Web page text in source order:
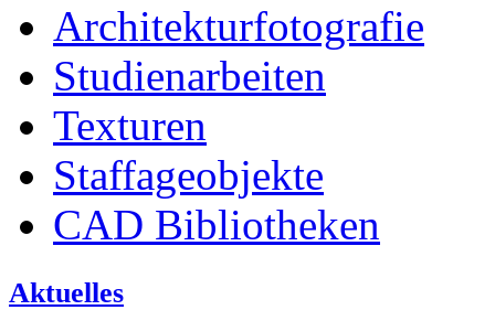
Architekturfotografie
Studienarbeiten
Texturen
Staffageobjekte
CAD Bibliotheken
Aktuelles